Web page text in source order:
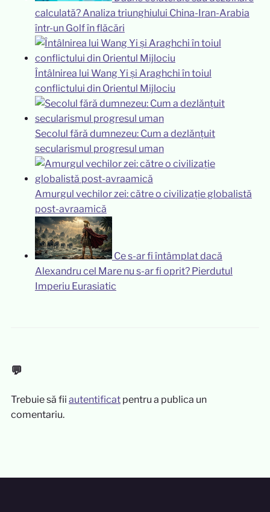
calculată? Analiza triunghiului China-Iran-Arabia
într-un Golf în flăcări
Întâlnirea lui Wang Yi și Araghchi în toiul
conflictului din Orientul Mijlociu
Secolul fără dumnezeu: Cum a dezlănțuit
secularismul progresul uman
Amurgul vechilor zei: către o civilizație globalistă
post-avraamică
Ce s-ar fi întâmplat dacă
Alexandru cel Mare nu s-ar fi oprit? Pierdutul
Imperiu Eurasiatic
💬
Trebuie să fii autentificatpentru a publica un
comentariu.